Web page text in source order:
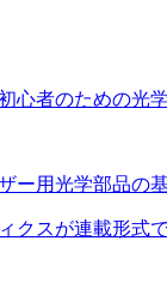
心者のための光
ー用光学部品の
クスが連載形式